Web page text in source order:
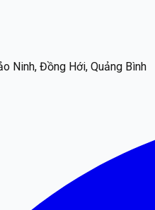
Ninh, Đồng Hới, Quảng Bình